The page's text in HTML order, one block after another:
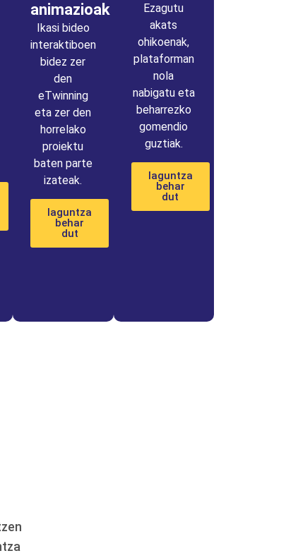
animazioak
Ikasi bideo
interaktiboen
bidez zer
den
eTwinning
eta zer den
horrelako
proiektu
baten parte
izateak.
laguntza
behar
dut
Ezagutu
akats
ohikoenak,
plataforman
nola
nabigatu eta
beharrezko
gomendio
guztiak.
laguntza
behar
dut